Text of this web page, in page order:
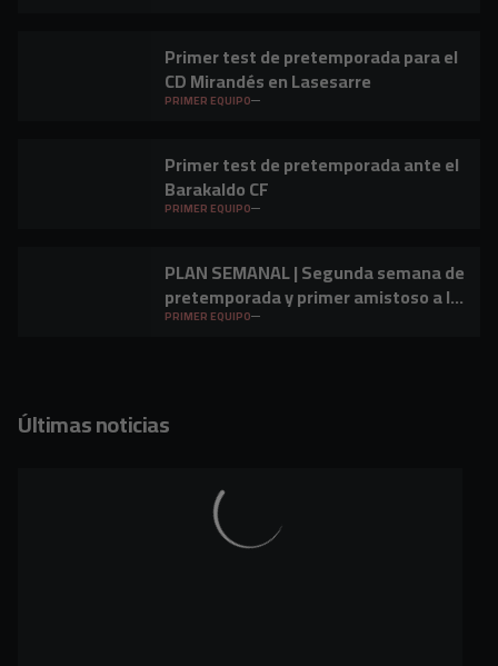
Primer test de pretemporada para el
CD Mirandés en Lasesarre
PRIMER EQUIPO
Primer test de pretemporada ante el
Barakaldo CF
PRIMER EQUIPO
PLAN SEMANAL | Segunda semana de
pretemporada y primer amistoso a la
vista
PRIMER EQUIPO
Últimas noticias